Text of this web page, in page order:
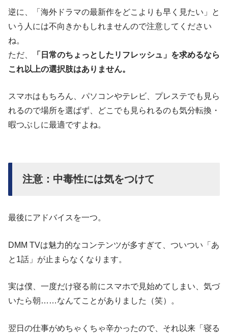
逆に、「海外ドラマの最新作をどこよりも早く見たい」と
いう人には不向きかもしれませんので注意してください
ね。
ただ、
「日常のちょっとしたリフレッシュ」を求めるなら
これ以上の選択肢はありません。
スマホはもちろん、パソコンやテレビ、プレステでも見ら
れるので場所を選ばず、どこでも見られるのも気分転換・
暇つぶしに最適ですよね。
注意：中毒性には気をつけて
最後にアドバイスを一つ。
DMM TVは魅力的なコンテンツが多すぎて、ついつい「あ
と1話」が止まらなくなります。
実は僕、一度だけ寝る前にスマホで見始めてしまい、気づ
いたら朝……なんてことがありました（笑）。
翌日の仕事がめちゃくちゃ辛かったので、それ以来「寝る